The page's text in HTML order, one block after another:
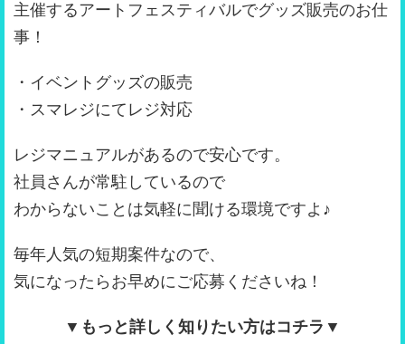
主催するアートフェスティバルでグッズ販売のお仕
事！
・イベントグッズの販売
・スマレジにてレジ対応
レジマニュアルがあるので安心です。
社員さんが常駐しているので
わからないことは気軽に聞ける環境ですよ♪
毎年人気の短期案件なので、
気になったらお早めにご応募くださいね！
▼もっと詳しく知りたい方はコチラ▼